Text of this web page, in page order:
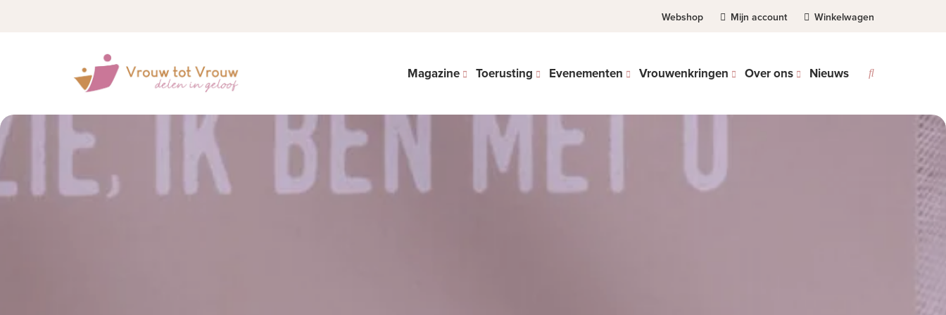
Webshop Mijn account Winkelwagen
Magazine Toerusting Evenementen Vrouwenkringen Over ons Nieuws